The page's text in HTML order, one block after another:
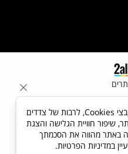
לידיעתך, באתרנו נעשה שימוש בקבצי Cookies, לרבות של צדדים
שיפור חוויית הגלישה והצגת
באתר מהווה את הסכמתך
במדיניות הפרטיות.